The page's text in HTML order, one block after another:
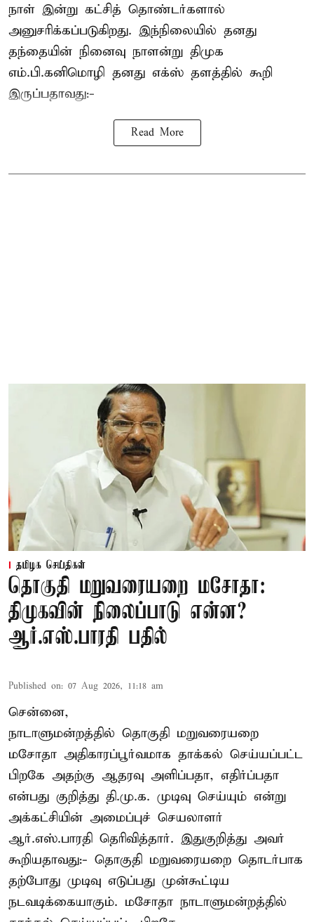
நாள் இன்று கட்சித் தொண்டர்களால்
அனுசரிக்கப்படுகிறது. இந்நிலையில் தனது
தந்தையின் நினைவு நாளன்று திமுக
எம்.பி.கனிமொழி தனது எக்ஸ் தளத்தில் கூறி
இருப்பதாவது:-
Read More
தமிழக செய்திகள்
தொகுதி மறுவரையறை மசோதா:
திமுகவின் நிலைப்பாடு என்ன?
ஆர்.எஸ்.பாரதி பதில்
Published on: 07 Aug 2026, 11:18 am
சென்னை,
நாடாளுமன்றத்தில் தொகுதி மறுவரையறை
மசோதா அதிகாரப்பூர்வமாக தாக்கல் செய்யப்பட்ட
பிறகே அதற்கு ஆதரவு அளிப்பதா, எதிர்ப்பதா
என்பது குறித்து தி.மு.க. முடிவு செய்யும் என்று
அக்கட்சியின் அமைப்புச் செயலாளர்
ஆர்.எஸ்.பாரதி தெரிவித்தார். இதுகுறித்து அவர்
கூறியதாவது:- தொகுதி மறுவரையறை தொடர்பாக
தற்போது முடிவு எடுப்பது முன்கூட்டிய
நடவடிக்கையாகும். மசோதா நாடாளுமன்றத்தில்